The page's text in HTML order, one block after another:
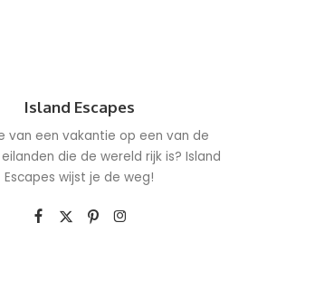
Island Escapes
van een vakantie op een van de
die de wereld rijk is? Island
Escapes wijst je de weg!